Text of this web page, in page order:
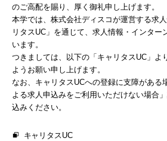
のご⾼配を賜り、厚く御礼申し上げます。
本学では、株式会社ディスコが運営する求
リタスUC」を通じて、求人情報・インター
います。
つきましては、以下の「キャリタスUC」よ
ようお願い申し上げます。
なお、キャリタスUCへの登録に支障がある
よる求人申込みをご利用いただけない場合
込みください。
キャリタスUC